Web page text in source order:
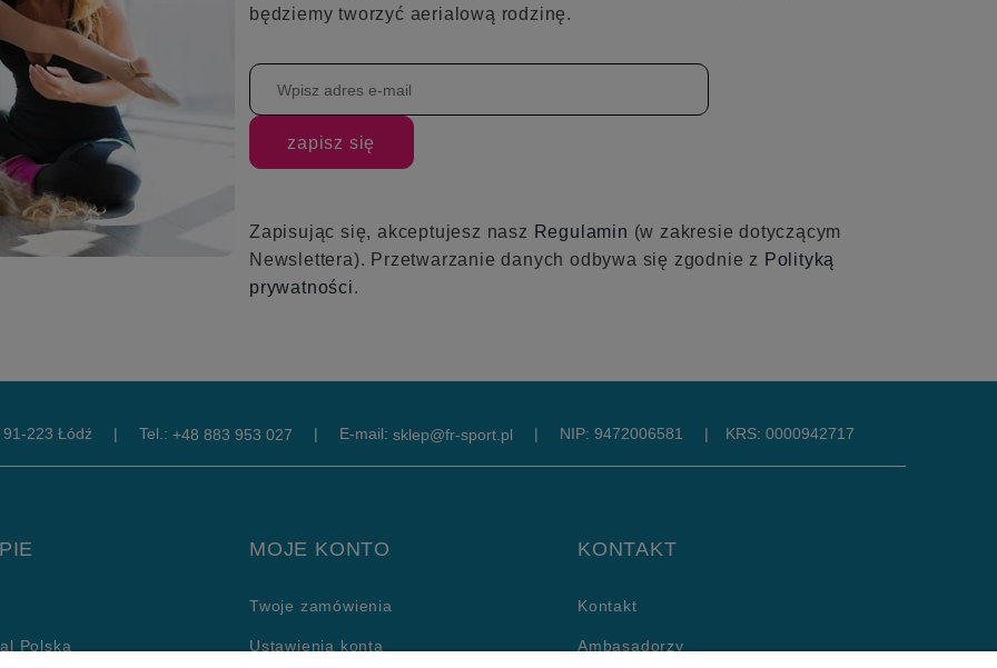
będziemy tworzyć aerialową rodzinę.
zapisz się
Zapisując się, akceptujesz nasz Regulamin (w zakresie dotyczącym
Newslettera). Przetwarzanie danych odbywa się zgodnie z Polityką
prywatności.
223 Łódź | Tel.: +48 883 953 027 | E-mail: sklep@fr-sport.pl | NIP: 9472006581 | KRS: 0000942717
Polska
MOJE KONTO
Twoje zamówienia
Ustawienia konta
KONTAKT
Kontakt
Ambasadorzy